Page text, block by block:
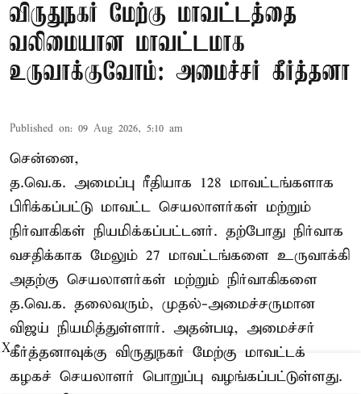
விருதுநகர் மேற்கு மாவட்டத்தை
வலிமையான மாவட்டமாக
உருவாக்குவோம்: அமைச்சர் கீர்த்தனா
Published on: 09 Aug 2026, 5:10 am
சென்னை,
த.வெ.க. அமைப்பு ரீதியாக 128 மாவட்டங்களாக
பிரிக்கப்பட்டு மாவட்ட செயலாளர்கள் மற்றும்
நிர்வாகிகள் நியமிக்கப்பட்டனர். தற்போது நிர்வாக
வசதிக்காக மேலும் 27 மாவட்டங்களை உருவாக்கி
அதற்கு செயலாளர்கள் மற்றும் நிர்வாகிகளை
த.வெ.க. தலைவரும், முதல்-அமைச்சருமான
விஜய் நியமித்துள்ளார். அதன்படி, அமைச்சர்
கீர்த்தனாவுக்கு விருதுநகர் மேற்கு மாவட்டக்
கழகச் செயலாளர் பொறுப்பு வழங்கப்பட்டுள்ளது.
X